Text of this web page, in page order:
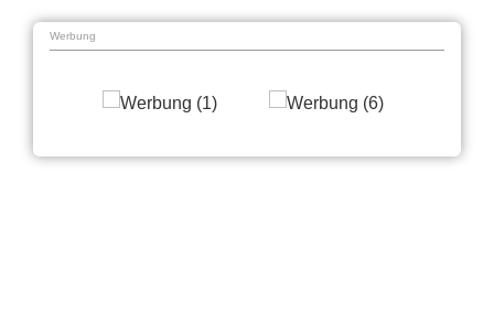
Werbung